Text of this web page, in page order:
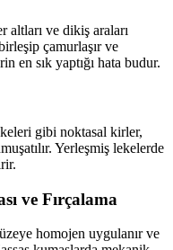
ve dikiş araları
çamurlaşır ve
en sık yaptığı hata budur.
gibi noktasal kirler,
Yerleşmiş lekelerde
ve Fırçalama
homojen uygulanır ve